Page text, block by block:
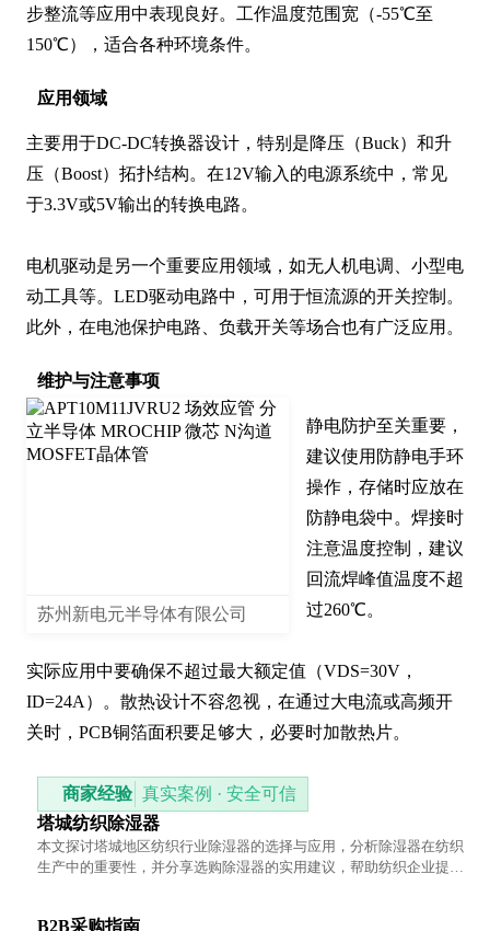
步整流等应用中表现良好。工作温度范围宽（-55℃至
150℃），适合各种环境条件。
应用领域
主要用于DC-DC转换器设计，特别是降压（Buck）和升
压（Boost）拓扑结构。在12V输入的电源系统中，常见
于3.3V或5V输出的转换电路。
电机驱动是另一个重要应用领域，如无人机电调、小型电
动工具等。LED驱动电路中，可用于恒流源的开关控制。
此外，在电池保护电路、负载开关等场合也有广泛应用。
维护与注意事项
苏州新电元半导体有限公司
静电防护至关重要，
建议使用防静电手环
操作，存储时应放在
防静电袋中。焊接时
注意温度控制，建议
回流焊峰值温度不超
过260℃。
实际应用中要确保不超过最大额定值（VDS=30V，
ID=24A）。散热设计不容忽视，在通过大电流或高频开
关时，PCB铜箔面积要足够大，必要时加散热片。
商家经验 真实案例 · 安全可信
塔城纺织除湿器
本文探讨塔城地区纺织行业除湿器的选择与应用，分析除湿器在纺织
生产中的重要性，并分享选购除湿器的实用建议，帮助纺织企业提升
B2B采购指南